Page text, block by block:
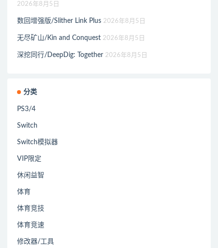
2026年8月5日
数回增强版/Slither Link Plus 2026年8月5日
无尽矿山/Kin and Conquest 2026年8月5日
深挖同行/DeepDig: Together 2026年8月5日
分类
PS3/4
Switch
Switch模拟器
VIP限定
休闲益智
体育
体育竞技
体育竞速
修改器/工具